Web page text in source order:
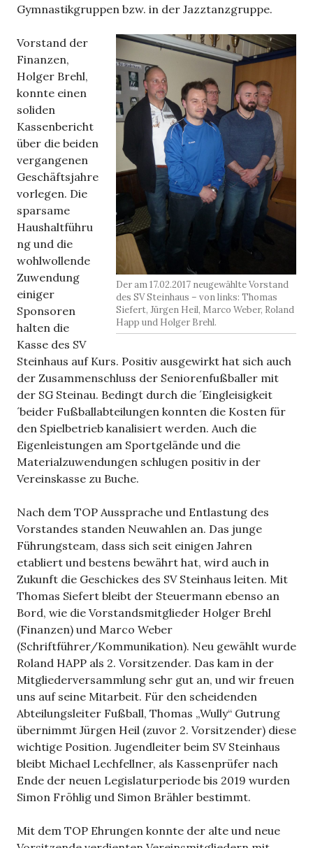
Gymnastikgruppen bzw. in der Jazztanzgruppe.
Der am 17.02.2017 neugewählte Vorstand
des SV Steinhaus – von links: Thomas
Siefert, Jürgen Heil, Marco Weber, Roland
Happ und Holger Brehl.
Vorstand der
Finanzen,
Holger Brehl,
konnte einen
soliden
Kassenbericht
über die beiden
vergangenen
Geschäftsjahre
vorlegen. Die
sparsame
Haushaltführu
ng und die
wohlwollende
Zuwendung
einiger
Sponsoren
halten die
Kasse des SV
Steinhaus auf Kurs. Positiv ausgewirkt hat sich auch
der Zusammenschluss der Seniorenfußballer mit
der SG Steinau. Bedingt durch die ´Eingleisigkeit
´beider Fußballabteilungen konnten die Kosten für
den Spielbetrieb kanalisiert werden. Auch die
Eigenleistungen am Sportgelände und die
Materialzuwendungen schlugen positiv in der
Vereinskasse zu Buche.
Nach dem TOP Aussprache und Entlastung des
Vorstandes standen Neuwahlen an. Das junge
Führungsteam, dass sich seit einigen Jahren
etabliert und bestens bewährt hat, wird auch in
Zukunft die Geschickes des SV Steinhaus leiten. Mit
Thomas Siefert bleibt der Steuermann ebenso an
Bord, wie die Vorstandsmitglieder Holger Brehl
(Finanzen) und Marco Weber
(Schriftführer/Kommunikation). Neu gewählt wurde
Roland HAPP als 2. Vorsitzender. Das kam in der
Mitgliederversammlung sehr gut an, und wir freuen
uns auf seine Mitarbeit. Für den scheidenden
Abteilungsleiter Fußball, Thomas „Wully“ Gutrung
übernimmt Jürgen Heil (zuvor 2. Vorsitzender) diese
wichtige Position. Jugendleiter beim SV Steinhaus
bleibt Michael Lechfellner, als Kassenprüfer nach
Ende der neuen Legislaturperiode bis 2019 wurden
Simon Fröhlig und Simon Brähler bestimmt.
Mit dem TOP Ehrungen konnte der alte und neue